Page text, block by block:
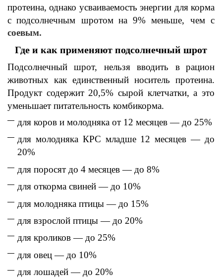
протеина,однако усваиваемость энергии для корма
с подсолнечным шротом на 9% меньше, чем с
соевым.
Где и как применяют подсолнечный шрот
Подсолнечный шрот, нельзя вводить в рацион
животных как единственный носитель протеина.
Продукт содержит 20,5% сырой клетчатки, а это
уменьшает питательность комбикорма.
для коров и молодняка от 12 месяцев — до 25%
для молодняка КРС младше 12 месяцев — до
20%
для поросят до 4 месяцев — до 8%
для откорма свиней — до 10%
для молодняка птицы — до 15%
для взрослой птицы — до 20%
для кроликов — до 25%
для овец — до 10%
для лошадей — до 20%